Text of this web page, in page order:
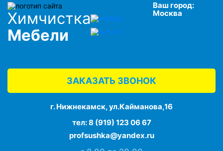
Химчистка
Мебели
Ваш город:
Москва
ЗАКАЗАТЬ ЗВОНОК
г. Нижнекамск, ул.Кайманова,16
тел:8 (919) 123 06 67
profsushka@yandex.ru